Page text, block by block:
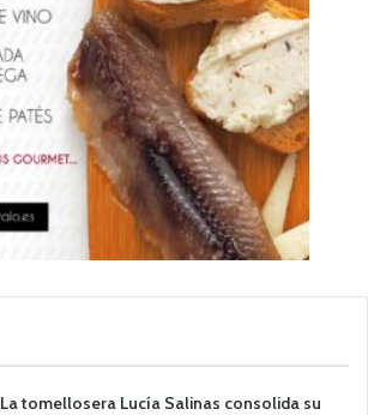
La tomellosera Lucía Salinas consolida su